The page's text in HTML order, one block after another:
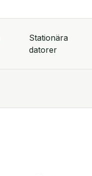
Stationära
datorer